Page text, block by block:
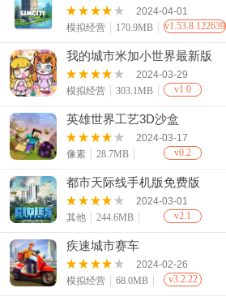
2024-04-01
模拟经营
170.9MB v1.53.8.122639
我的城市米加小世界最新版
2024-03-29
模拟经营
303.1MB v1.0
英雄世界工艺3D沙盒
2024-03-17
像素
28.7MB v0.2
都市天际线手机版免费版
2024-03-01
其他
244.6MB v2.1
疾速城市赛车
2024-02-26
模拟经营
68.0MB v3.2.22